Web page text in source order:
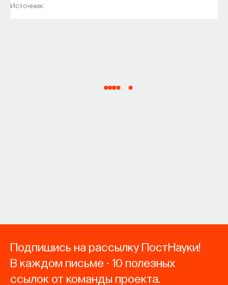
Источник:
Подпишись на рассылку ПостНауки!
В каждом письме - 10 полезных
ссылок от команды проекта.